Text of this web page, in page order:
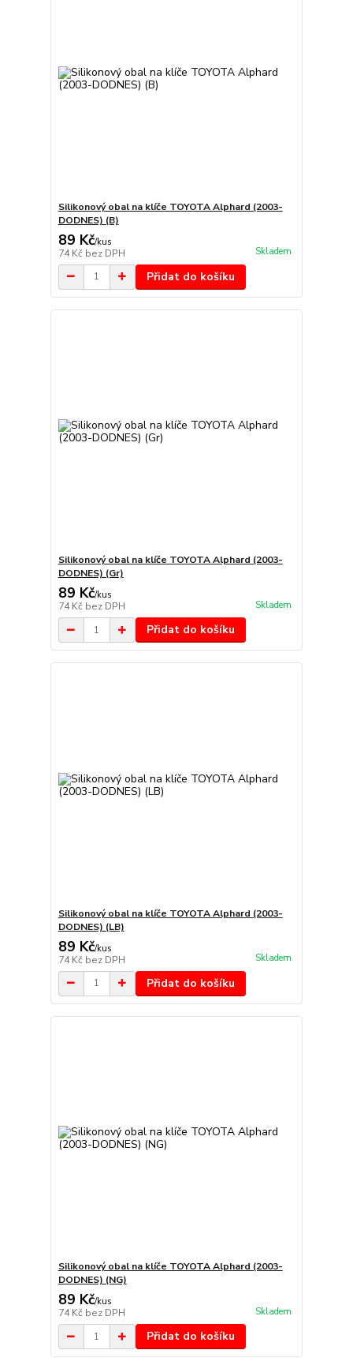
Silikonový obal na klíče TOYOTA Alphard (2003-
DODNES) (B)
89 Kč/kus
74 Kč bez DPH Skladem
Přidat do košíku
Silikonový obal na klíče TOYOTA Alphard (2003-
DODNES) (Gr)
89 Kč/kus
74 Kč bez DPH Skladem
Přidat do košíku
Silikonový obal na klíče TOYOTA Alphard (2003-
DODNES) (LB)
89 Kč/kus
74 Kč bez DPH Skladem
Přidat do košíku
Silikonový obal na klíče TOYOTA Alphard (2003-
DODNES) (NG)
89 Kč/kus
74 Kč bez DPH Skladem
Přidat do košíku